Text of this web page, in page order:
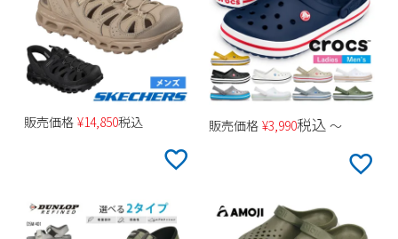
販売価格 ¥14,850税込 販売価格 ¥3,990税込 〜